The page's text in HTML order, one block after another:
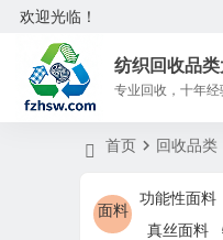
欢迎光临！
纺织回收品
专业回收，十年经
首页 回收品类
面料
功能性面料
真丝面料